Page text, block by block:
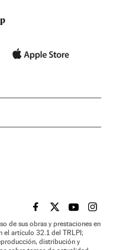
EL PAÍS BRASIL EN
EL PAÍSEL PAÍS
EL
de sus obras y prestaciones en
el artículo 32.1 del TRLPI;
distribución y